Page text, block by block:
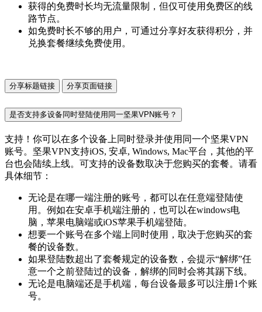
获得的免费时长均无流量限制，但仅可使用免费区的线
路节点。
如免费时长不够的用户，可通过分享好友获得积分，并
兑换套餐继续免费使用。
分享标题链接 分享页面链接
是否支持多设备同时登陆使用同一坚果VPN账号？
支持！你可以在多个设备上同时登录并使用同一个坚果VPN
账号。坚果VPN支持iOS, 安卓, Windows, Mac平台，其他的平
台也会陆续上线。可支持的设备数取决于您购买的套餐。请看
具体细节：
无论是在哪一端注册的账号，都可以在任意端登陆使
用。例如在安卓手机端注册的，也可以在windows电
脑，苹果电脑端或iOS苹果手机端登陆。
想要一个账号在多个端上同时使用，取决于您购买的套
餐的设备数。
如果登陆数超出了套餐规定的设备数，会提示“解绑”任
意一个之前登陆过的设备，解绑的同时会将其踢下线。
无论是电脑端还是手机端，每台设备最多可以注册1个账
号。